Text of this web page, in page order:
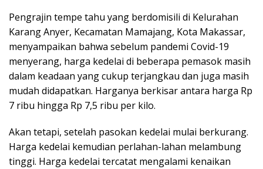
Pengrajin tempe tahu yang berdomisili di Kelurahan
Karang Anyer, Kecamatan Mamajang, Kota Makassar,
menyampaikan bahwa sebelum pandemi Covid-19
menyerang, harga kedelai di beberapa pemasok masih
dalam keadaan yang cukup terjangkau dan juga masih
mudah didapatkan. Harganya berkisar antara harga Rp
7 ribu hingga Rp 7,5 ribu per kilo.
Akan tetapi, setelah pasokan kedelai mulai berkurang.
Harga kedelai kemudian perlahan-lahan melambung
tinggi. Harga kedelai tercatat mengalami kenaikan